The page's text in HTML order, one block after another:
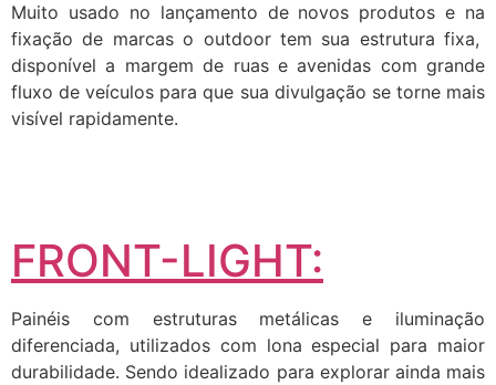
Muito usado no lançamento de novos produtos e na
fixação de marcas o outdoor tem sua estrutura fixa,
disponível a margem de ruas e avenidas com grande
fluxo de veículos para que sua divulgação se torne mais
visível rapidamente.
FRONT-LIGHT:
Painéis com estruturas metálicas e iluminação
diferenciada, utilizados com lona especial para maior
durabilidade. Sendo idealizado para explorar ainda mais